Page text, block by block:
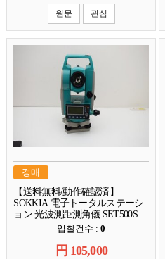
원문
관심
경매
【送料無料/動作確認済】
SOKKIA 電子トータルステーシ
ョン 光波測距測角儀 SET500S
付属品有 SKA01입찰건수 :0
円 105,000